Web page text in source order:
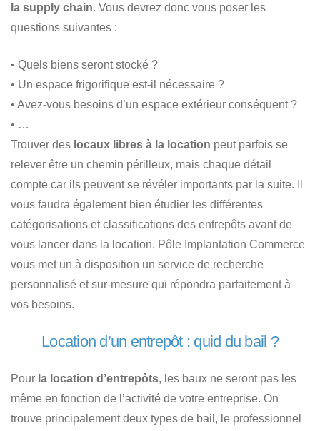
la supply chain. Vous devrez donc vous poser les
questions suivantes :
• Quels biens seront stocké ?
• Un espace frigorifique est-il nécessaire ?
• Avez-vous besoins d’un espace extérieur conséquent ?
• …
Trouver des locaux libres à la location peut parfois se
relever être un chemin périlleux, mais chaque détail
compte car ils peuvent se révéler importants par la suite. Il
vous faudra également bien étudier les différentes
catégorisations et classifications des entrepôts avant de
vous lancer dans la location. Pôle Implantation Commerce
vous met un à disposition un service de recherche
personnalisé et sur-mesure qui répondra parfaitement à
vos besoins.
Location d’un entrepôt : quid du bail ?
Pour la location d’entrepôts, les baux ne seront pas les
même en fonction de l’activité de votre entreprise. On
trouve principalement deux types de bail, le professionnel